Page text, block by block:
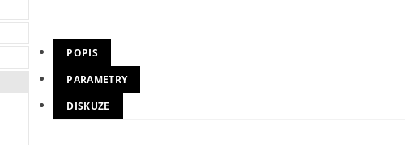
POPIS
PARAMETRY
DISKUZE